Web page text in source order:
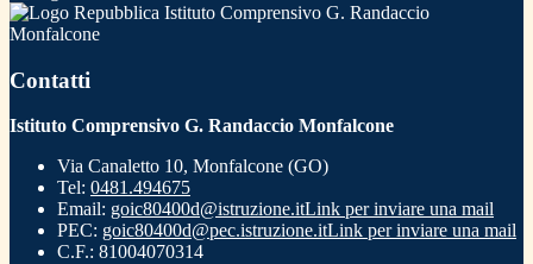
Istituto Comprensivo G. Randaccio
Monfalcone
Contatti
Istituto Comprensivo G. Randaccio Monfalcone
Via Canaletto 10, Monfalcone (GO)
Tel: 0481.494675
Email: goic80400d@istruzione.itLink per inviare una mail
PEC: goic80400d@pec.istruzione.itLink per inviare una mail
C.F.: 81004070314